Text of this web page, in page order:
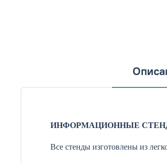
ИНФОРМАЦИОННЫЕ
Все стенды изготовлены из